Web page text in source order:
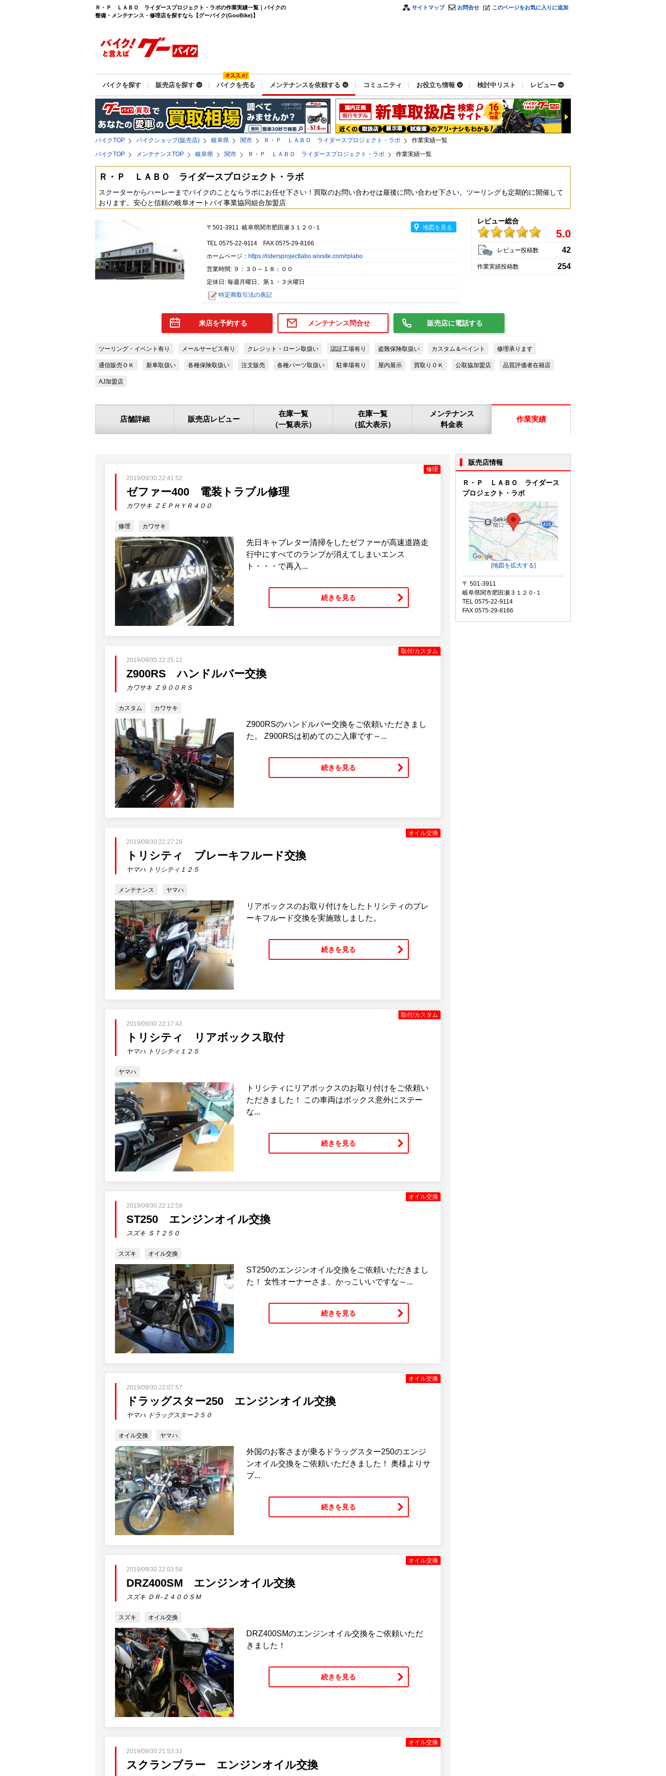
Ｒ・Ｐ ＬＡＢＯ ライダースプロジェクト・ラボの作業実績一覧｜バイクの
整備・メンテナンス・修理店を探すなら【グーバイク(GooBike)】
サイトマップ お問合せ このページをお気に入りに追加
バイクを探す 販売店を探す バイクを売る メンテナンスを依頼する コミュニティ お役立ち情報 検討中リスト レビュー
バイクTOP バイクショップ(販売店) 岐阜県 関市 Ｒ・Ｐ ＬＡＢＯ ライダースプロジェクト・ラボ
作業実績一覧
バイクTOP
メンテナンスTOP 岐阜県 関市 Ｒ・Ｐ ＬＡＢＯ ライダースプロジェクト・ラボ 作業実績一覧
Ｒ・Ｐ ＬＡＢＯ ライダースプロジェクト・ラボ
スクーターからハーレーまでバイクのことならラボにお任せ下さい！買取のお問い合わせは最後に問い合わせ下さい。ツーリングも定期的に開催して
おります。安心と信頼の岐阜オートバイ事業協同組合加盟店
〒501-3911 岐阜県関市肥田瀬３１２０-１ 地図を見る
TEL 0575-22-9114 FAX 0575-29-8166
ホームページ： https://ridersprojectlabo.wixsite.com/rplabo
営業時間: ９：３０～１８：００
定休日: 毎週月曜日、第１・３火曜日
特定商取引法の表記
レビュー総合
5.0
レビュー投稿数 42
作業実績投稿数 254
来店を予約する メンテナンス問合せ 販売店に電話する
ツーリング・イベント有り メールサービス有り クレジット・ローン取扱い 認証工場有り 盗難保険取扱い カスタム＆ペイント 修理承ります
通信販売ＯＫ 新車取扱い 各種保険取扱い 注文販売 各種パーツ取扱い 駐車場有り 屋内展示 買取りＯＫ 公取協加盟店 品質評価者在籍店
AJ加盟店
店舗詳細 販売店レビュー
在庫一覧
（一覧表示）
在庫一覧
（拡大表示）
メンテナンス
料金表
作業実績
修理
2019/09/30 22:41:52
ゼファー400 電装トラブル修理
カワサキ ＺＥＰＨＹＲ４００
修理 カワサキ
先日キャブレター清掃をしたゼファーが高速道路走
行中にすべてのランプが消えてしまいエンス
ト・・・で再入...
続きを見る
取付/カスタム
2019/09/30 22:35:12
Z900RS ハンドルバー交換
カワサキ Ｚ９００ＲＳ
カスタム カワサキ
Z900RSのハンドルバー交換をご依頼いただきまし
た。 Z900RSは初めてのご入庫です～...
続きを見る
オイル交換
2019/09/30 22:27:26
トリシティ ブレーキフルード交換
ヤマハ トリシティ１２５
メンテナンス ヤマハ
リアボックスのお取り付けをしたトリシティのブレ
ーキフルード交換を実施致しました。
続きを見る
取付/カスタム
2019/09/30 22:17:42
トリシティ リアボックス取付
ヤマハ トリシティ１２５
ヤマハ
トリシティにリアボックスのお取り付けをご依頼い
ただきました！ この車両はボックス意外にステー
な...
続きを見る
オイル交換
2019/09/30 22:12:59
ST250 エンジンオイル交換
スズキ ＳＴ２５０
スズキ オイル交換
ST250のエンジンオイル交換をご依頼いただきまし
た！ 女性オーナーさま、かっこいいですな～...
続きを見る
オイル交換
2019/09/30 22:07:57
ドラッグスター250 エンジンオイル交換
ヤマハ ドラッグスター２５０
オイル交換 ヤマハ
外国のお客さまが乗るドラッグスター250のエンジ
ンオイル交換をご依頼いただきました！ 奥様よりサ
プ...
続きを見る
オイル交換
2019/09/30 22:03:58
DRZ400SM エンジンオイル交換
スズキ ＤＲ-Ｚ４００ＳＭ
スズキ オイル交換
DRZ400SMのエンジンオイル交換をご依頼いただ
きました！
続きを見る
オイル交換
2019/09/30 21:53:33
スクランブラー エンジンオイル交換
販売店情報
Ｒ・Ｐ ＬＡＢＯ ライダース
プロジェクト・ラボ
[地図を拡大する]
〒 501-3911
岐阜県関市肥田瀬３１２０-１
TEL 0575-22-9114
FAX 0575-29-8166